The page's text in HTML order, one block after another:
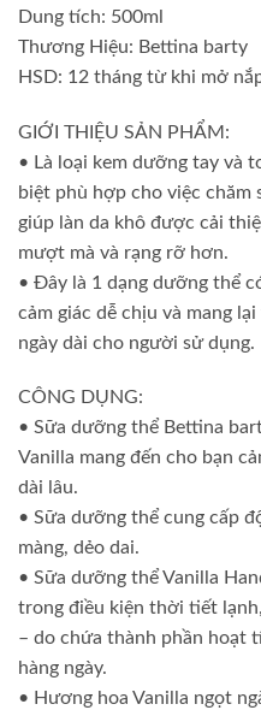
Dung tích: 500ml
Thương Hiệu: Bettina barty
HSD: 12 tháng từ khi mở
GIỚI THIỆU SẢN PHẨM:
• Là loại kem dưỡng tay và
biệt phù hợp cho việc chăm
giúp làn da khô được cải
mượt mà và rạng rỡ hơn.
• Đây là 1 dạng dưỡng thể
cảm giác dễ chịu và mang
ngày dài cho người sử dụng.
CÔNG DỤNG:
• Sữa dưỡng thể Bettina
Vanilla mang đến cho bạn
dài lâu.
• Sữa dưỡng thể cung cấp
màng, dẻo dai.
• Sữa dưỡng thể Vanilla
trong điều kiện thời tiết
– do chứa thành phần hoạt
hàng ngày.
• Hương hoa Vanilla ngọt